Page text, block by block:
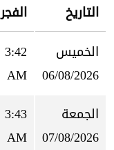
التاريخ الفجر
الخميس
06/08/2026
3:42
AM
الجمعة
07/08/2026
3:43
AM